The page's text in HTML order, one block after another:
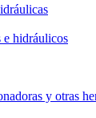
e hidráulicos
y otras